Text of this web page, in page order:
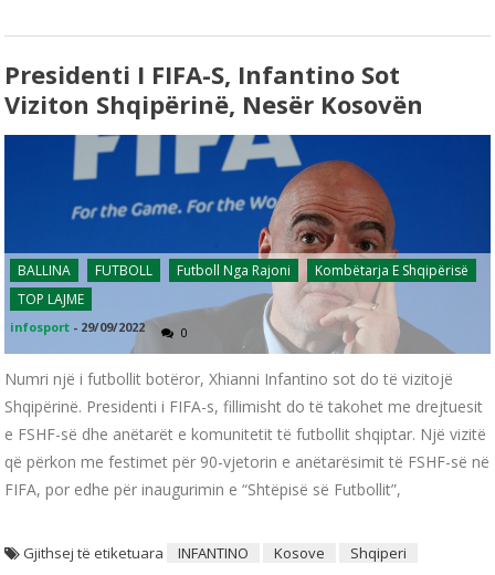
Presidenti I FIFA-S, Infantino Sot
Viziton Shqipërinë, Nesër Kosovën
BALLINA FUTBOLL Futboll Nga Rajoni
Kombëtarja E Shqipërisë
TOP LAJME
infosport - 29/09/2022 0
Numri një i futbollit botëror, Xhianni Infantino sot do të vizitojë
Shqipërinë. Presidenti i FIFA-s, fillimisht do të takohet me drejtuesit
e FSHF-së dhe anëtarët e komunitetit të futbollit shqiptar. Një vizitë
që përkon me festimet për 90-vjetorin e anëtarësimit të FSHF-së në
FIFA, por edhe për inaugurimin e “Shtëpisë së Futbollit”,
Gjithsej të etiketuara INFANTINO Kosove Shqiperi